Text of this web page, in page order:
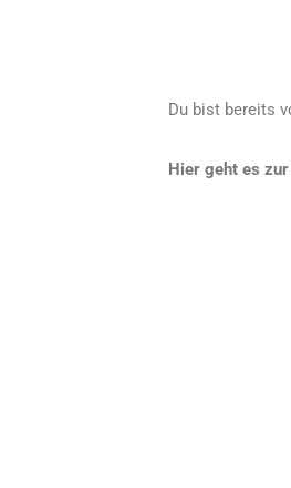
Du bist bereits
Hier geht es